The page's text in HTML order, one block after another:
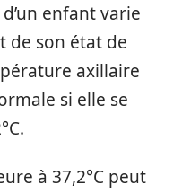
enfant varie
de son état de
axillaire
si elle se
à 37,2°C peut